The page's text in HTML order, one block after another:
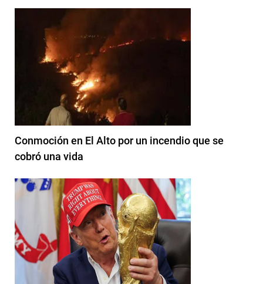
Conmoción en El Alto por un incendio que se
cobró una vida